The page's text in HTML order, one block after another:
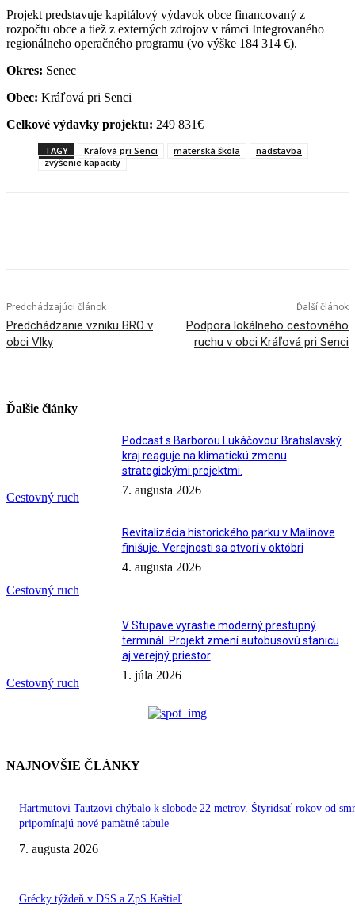
Projekt predstavuje kapitálový výdavok obce financovaný z
rozpočtu obce a tiež z externých zdrojov v rámci Integrovaného
regionálneho operačného programu (vo výške 184 314 €).
Okres: Senec
Obec: Kráľová pri Senci
Celkové výdavky projektu: 249 831€
TAGY Kráľová pri Senci materská škola
nadstavba
zvýšenie kapacity
Predchádzajúci článok
Predchádzanie vzniku BRO v
obci Vlky
Ďalší článok
Podpora lokálneho cestovného
ruchu v obci Kráľová pri Senci
Ďalšie články
Cestovný ruch
Podcast s Barborou Lukáčovou: Bratislavský
kraj reaguje na klimatickú zmenu
strategickými projektmi.
7. augusta 2026
Cestovný ruch
Revitalizácia historického parku v Malinove
finišuje. Verejnosti sa otvorí v októbri
4. augusta 2026
Cestovný ruch
V Stupave vyrastie moderný prestupný
terminál. Projekt zmení autobusovú stanicu
aj verejný priestor
1. júla 2026
NAJNOVŠIE ČLÁNKY
Hartmutovi Tautzovi chýbalo k slobode 22 metrov. Štyridsať rokov od
pripomínajú nové pamätné tabule
7. augusta 2026
Grécky týždeň v DSS a ZpS Kaštieľ